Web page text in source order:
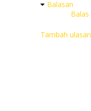
Balasan
Balas
Tambah ulasan